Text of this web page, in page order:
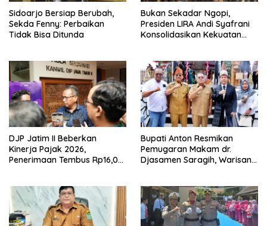
Sidoarjo Bersiap Berubah,
Sekda Fenny: Perbaikan
Tidak Bisa Ditunda
Bukan Sekadar Ngopi,
Presiden LIRA Andi Syafrani
Konsolidasikan Kekuatan
DJP Jatim II Beberkan
Kinerja Pajak 2026,
Penerimaan Tembus Rp16,08
Bupati Anton Resmikan
Pemugaran Makam dr.
Djasamen Saragih, Warisan
Mendatang